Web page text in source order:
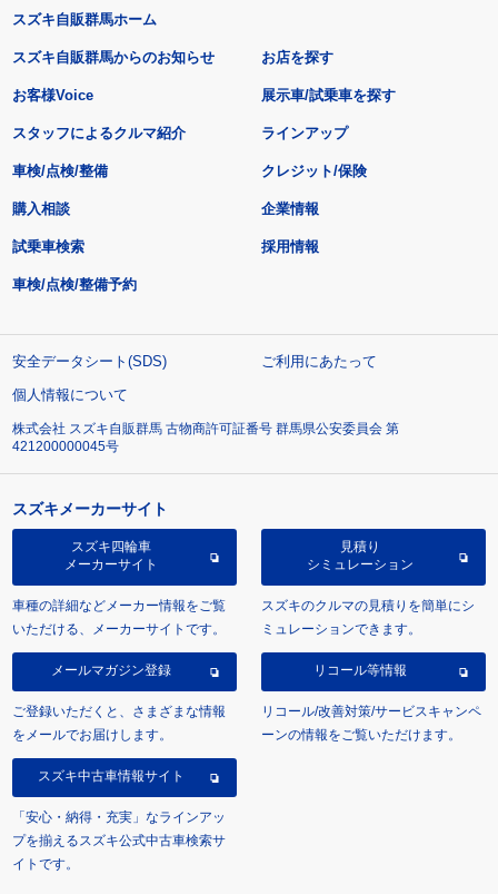
スズキ自販群馬ホーム
スズキ自販群馬からのお知らせ
お客様Voice
スタッフによるクルマ紹介
お店を探す
展示車/試乗車を探す
ラインアップ
車検/点検/整備 クレジット/保険
購入相談
試乗車検索
車検/点検/整備予約
企業情報
採用情報
安全データシート(SDS)
ご利用にあたって
個人情報について
株式会社 スズキ自販群馬 古物商許可証番号 群馬県公安委員会 第
421200000045号
スズキメーカーサイト
スズキ四輪車
メーカーサイト
車種の詳細などメーカー情報をご覧
いただける、メーカーサイトです。
見積り
シミュレーション
スズキのクルマの見積りを簡単にシ
ミュレーションできます。
メールマガジン登録
ご登録いただくと、さまざまな情報
をメールでお届けします。
リコール等情報
リコール/改善対策/サービスキャンペ
ーンの情報をご覧いただけます。
スズキ中古車情報サイト
「安心・納得・充実」なラインアッ
プを揃えるスズキ公式中古車検索サ
イトです。